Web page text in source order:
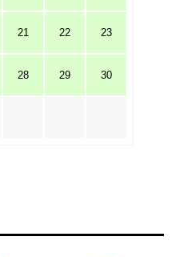
21 22 23
28 29 30